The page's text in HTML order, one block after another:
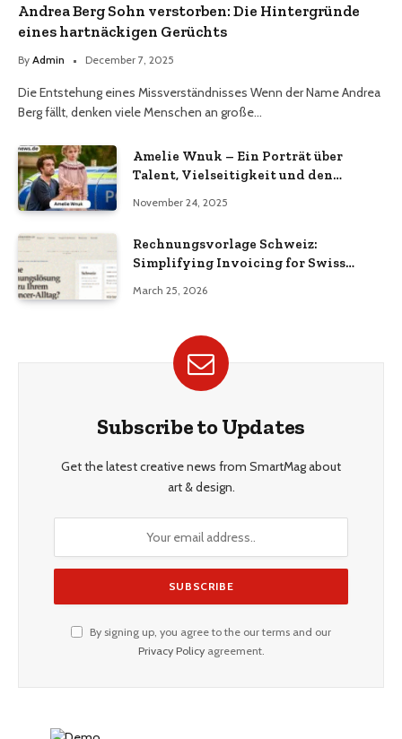
Andrea Berg Sohn verstorben: Die Hintergründe
eines hartnäckigen Gerüchts
By Admin December 7, 2025
Die Entstehung eines Missverständnisses Wenn der Name Andrea
Berg fällt, denken viele Menschen an große…
Amelie Wnuk – Ein Porträt über
Talent, Vielseitigkeit und den
November 24, 2025
Rechnungsvorlage Schweiz:
Simplifying Invoicing for Swiss
March 25, 2026
Subscribe to Updates
Get the latest creative news from SmartMag about
art & design.
By signing up, you agree to the our terms and our
Privacy Policyagreement.